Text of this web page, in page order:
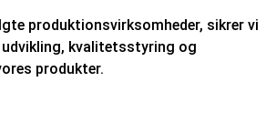
produktionsvirksomheder, sikrer vi
udvikling, kvalitetsstyring og
produkter.